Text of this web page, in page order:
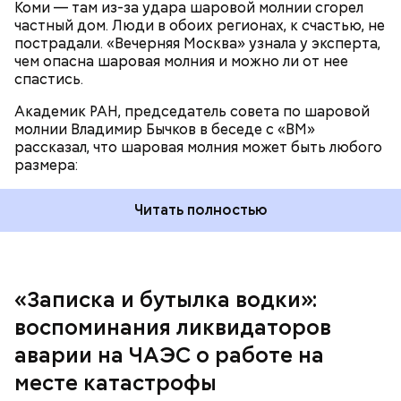
Коми — там из-за удара шаровой молнии сгорел
частный дом. Люди в обоих регионах, к счастью, не
пострадали. «Вечерняя Москва» узнала у эксперта,
чем опасна шаровая молния и можно ли от нее
спастись.
Академик РАН, председатель совета по шаровой
молнии Владимир Бычков в беседе с «ВМ»
рассказал, что шаровая молния может быть любого
размера:
Читать полностью
«Записка и бутылка водки»:
воспоминания ликвидаторов
аварии на ЧАЭС о работе на
месте катастрофы
транспорт. Привезли в полк. Построились. Сказали,
что произошло. Создали мобильный отряд. Через
несколько часов мы направились в сторону
Чернобыля, — вспоминает Макеев.
Поэтому он не испытывал страха.
За свою земную жизнь он совершил множество
добрых дел во славу Божию.